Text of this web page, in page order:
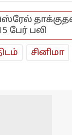
பேர் பலி
சினிமா